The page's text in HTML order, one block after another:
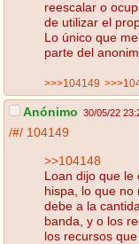
reescalar o
de utilizar el
Lo único que
parte del
>>>104149
Anónimo 30/05/22
/#/ 104149
>>104148
Loan dijo que le
hispa, lo que no
debe a la
banda, y o los
los recursos